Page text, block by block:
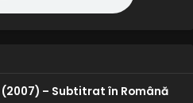
– Subtitrat în Română